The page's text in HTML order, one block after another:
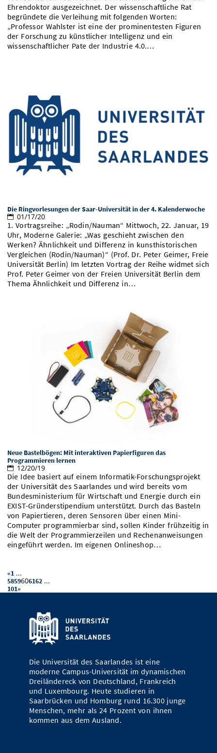
Ehrendoktor ausgezeichnet. Der wissenschaftliche Rat
begründete die Verleihung mit folgenden Worten:
„Professor Wahlster ist eine der prominentesten Figuren
der Forschung zu künstlicher Intelligenz und ein
wissenschaftlicher Pate der Industrie 4.0.…
Die Ringvorlesungen der Saar-Universität in der 4. Kalenderwoche
01/17/20
1. Vortragsreihe: „Rodin/Nauman“ Mittwoch, 22. Januar, 19
Uhr, Moderne Galerie: „Was geschieht zwischen den
Werken? Ähnlichkeit und Differenz in kunsthistorischen
Vergleichen (Rodin/Nauman)“ (Prof. Dr. Peter Geimer, Freie
Universität Berlin) Im letzten Vortrag der Reihe widmet sich
Prof. Peter Geimer von der Freien Universität Berlin dem
Thema Ähnlichkeit und Differenz in…
Neue Bastelbögen: Mit interaktiven Papierfiguren das
Programmieren lernen
12/20/19
Die Idee basiert auf einem Informatik-Forschungsprojekt
der Universität des Saarlandes und wird bereits vom
Bundesministerium für Wirtschaft und Energie durch ein
EXIST-Gründerstipendium unterstützt. Durch das Basteln
von Papiertieren, deren Sensoren über einen Mini-
Computer programmierbar sind, sollen Kinder frühzeitig in
die Welt der Programmierzeilen und Rechenanweisungen
eingeführt werden. Im eigenen Onlineshop…
«1 ...
5859606162 ...
101»
Die Universität des Saarlandes ist eine
moderne Campus-Universität im dynamischen
Dreiländereck von Deutschland, Frankreich
und Luxembourg. Heute studieren in
Saarbrücken und Homburg rund 16.300 junge
Menschen, mehr als 24 Prozent von ihnen
kommen aus dem Ausland.